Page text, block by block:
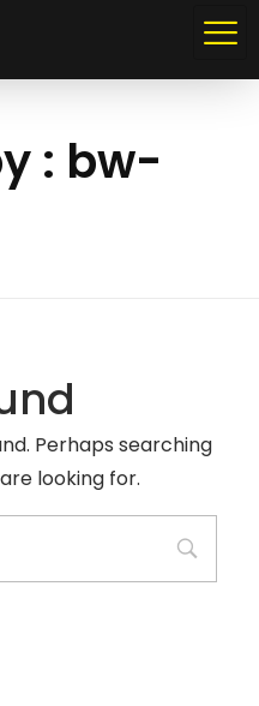
: bw-
Perhaps searching
looking for.